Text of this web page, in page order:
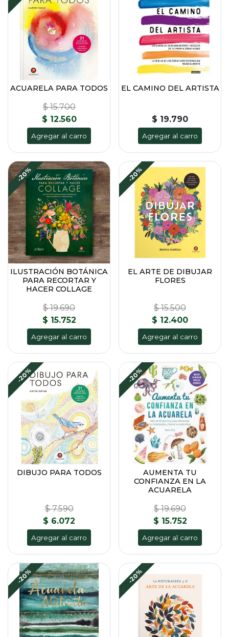
ACUARELA PARA TODOS
$ 15.700
$ 12.560
Agregar al carro
EL CAMINO DEL ARTISTA
$ 19.790
Agregar al carro
-20%
ILUSTRACIÓN BOTÁNICA
PARA RECORTAR Y
HACER COLLAGE
$ 19.690
$ 15.752
Agregar al carro
-20%
EL ARTE DE DIBUJAR
FLORES
$ 15.500
$ 12.400
Agregar al carro
-20%
DIBUJO PARA TODOS
$ 7.590
$ 6.072
Agregar al carro
-20%
AUMENTA TU
CONFIANZA EN LA
ACUARELA
$ 19.690
$ 15.752
Agregar al carro
-20% -20%